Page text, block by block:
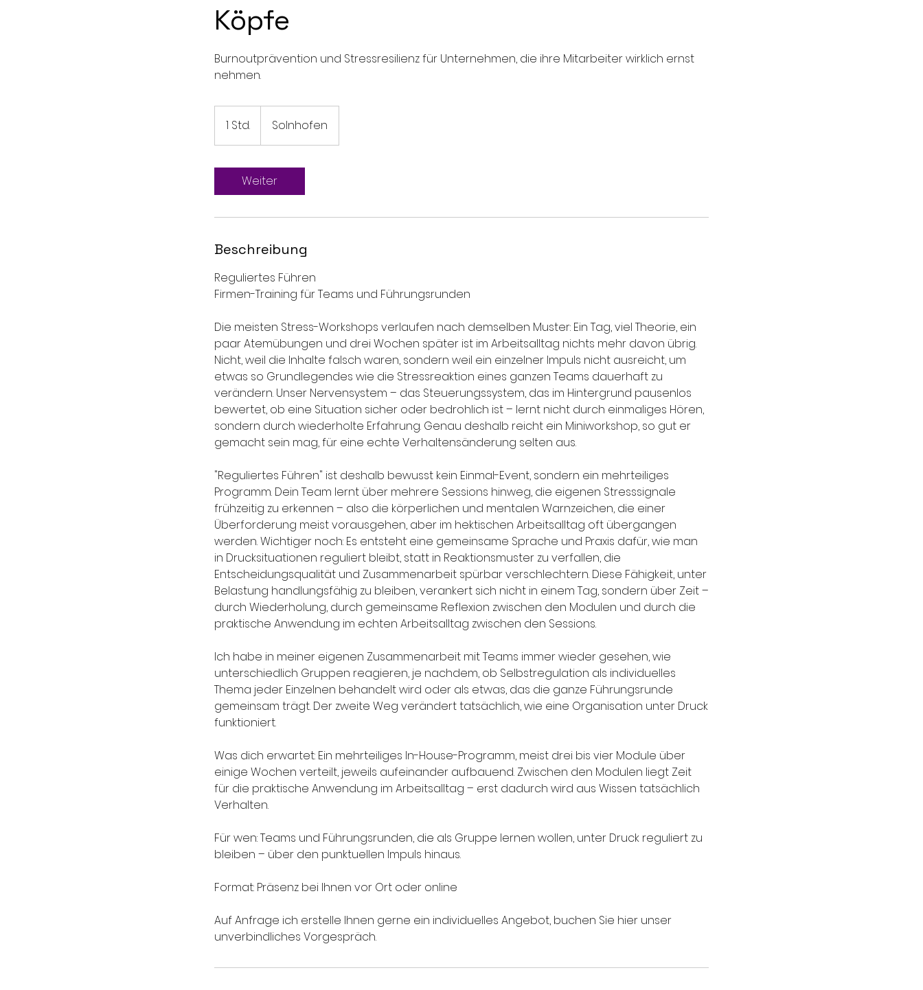
Köpfe
Burnoutprävention und Stressresilienz für Unternehmen, die ihre Mitarbeiter wirklich ernst
nehmen.
1 Std.
S
d
Solnhofen
Weiter
Beschreibung
Reguliertes Führen
Firmen-Training für Teams und Führungsrunden
Die meisten Stress-Workshops verlaufen nach demselben Muster: Ein Tag, viel Theorie, ein
paar Atemübungen und drei Wochen später ist im Arbeitsalltag nichts mehr davon übrig.
Nicht, weil die Inhalte falsch waren, sondern weil ein einzelner Impuls nicht ausreicht, um
etwas so Grundlegendes wie die Stressreaktion eines ganzen Teams dauerhaft zu
verändern. Unser Nervensystem – das Steuerungssystem, das im Hintergrund pausenlos
bewertet, ob eine Situation sicher oder bedrohlich ist – lernt nicht durch einmaliges Hören,
sondern durch wiederholte Erfahrung. Genau deshalb reicht ein Miniworkshop, so gut er
gemacht sein mag, für eine echte Verhaltensänderung selten aus.
"Reguliertes Führen" ist deshalb bewusst kein Einmal-Event, sondern ein mehrteiliges
Programm. Dein Team lernt über mehrere Sessions hinweg, die eigenen Stresssignale
frühzeitig zu erkennen – also die körperlichen und mentalen Warnzeichen, die einer
Überforderung meist vorausgehen, aber im hektischen Arbeitsalltag oft übergangen
werden. Wichtiger noch: Es entsteht eine gemeinsame Sprache und Praxis dafür, wie man
in Drucksituationen reguliert bleibt, statt in Reaktionsmuster zu verfallen, die
Entscheidungsqualität und Zusammenarbeit spürbar verschlechtern. Diese Fähigkeit, unter
Belastung handlungsfähig zu bleiben, verankert sich nicht in einem Tag, sondern über Zeit –
durch Wiederholung, durch gemeinsame Reflexion zwischen den Modulen und durch die
praktische Anwendung im echten Arbeitsalltag zwischen den Sessions.
Ich habe in meiner eigenen Zusammenarbeit mit Teams immer wieder gesehen, wie
unterschiedlich Gruppen reagieren, je nachdem, ob Selbstregulation als individuelles
Thema jeder Einzelnen behandelt wird oder als etwas, das die ganze Führungsrunde
gemeinsam trägt. Der zweite Weg verändert tatsächlich, wie eine Organisation unter Druck
funktioniert.
Was dich erwartet: Ein mehrteiliges In-House-Programm, meist drei bis vier Module über
einige Wochen verteilt, jeweils aufeinander aufbauend. Zwischen den Modulen liegt Zeit
für die praktische Anwendung im Arbeitsalltag – erst dadurch wird aus Wissen tatsächlich
Verhalten.
Für wen: Teams und Führungsrunden, die als Gruppe lernen wollen, unter Druck reguliert zu
bleiben – über den punktuellen Impuls hinaus.
Format: Präsenz bei Ihnen vor Ort oder online
Auf Anfrage ich erstelle Ihnen gerne ein individuelles Angebot, buchen Sie hier unser
unverbindliches Vorgespräch.